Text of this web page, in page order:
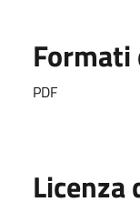
PDF